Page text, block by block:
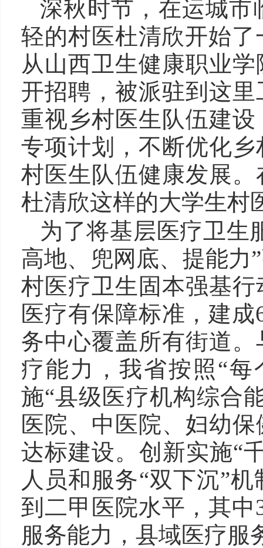
深秋时节，在运城市
轻的村医杜清欣开始
从山西卫生健康职业
开招聘，被派驻到这
重视乡村医生队伍建
专项计划，不断优化
村医生队伍健康发展
杜清欣这样的大学生村
为了将基层医疗卫生
高地、兜网底、提能力
村医疗卫生固本强基
医疗有保障标准，建
务中心覆盖所有街道
疗能力，我省按照“
施“县级医疗机构综合
医院、中医院、妇幼
达标建设。创新实施“
人员和服务“双下沉”
到二甲医院水平，其
服务能力，县域医疗服